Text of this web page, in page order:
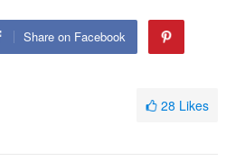
Share on Facebook
28 Likes